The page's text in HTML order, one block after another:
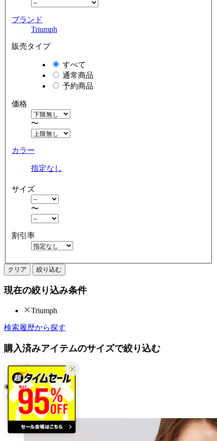
ブランド
Triumph
販売タイプ
すべて
通常商品
予約商品
価格
〜
カラー
指定なし
サイズ
〜
割引率
クリア 絞り込む
現在の絞り込み条件
Triumph
検索履歴から探す
購入済みアイテムのサイズで絞り込む